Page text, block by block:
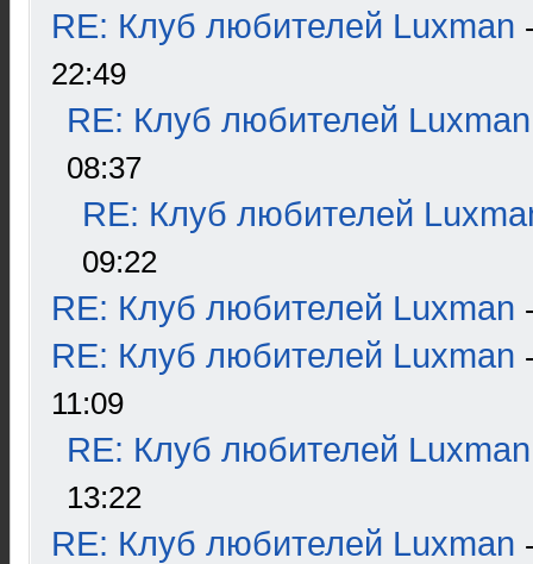
RE: Клуб любителей Luxman
22:49
RE: Клуб любителей Luxman
08:37
RE: Клуб любителей
09:22
RE: Клуб любителей Luxman
RE: Клуб любителей Luxman
11:09
RE: Клуб любителей Luxman
13:22
RE: Клуб любителей Luxman